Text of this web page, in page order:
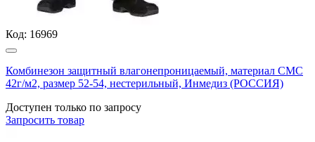
Код: 16969
Комбинезон защитный влагонепроницаемый, материал СМС
42г/м2, размер 52-54, нестерильный, Инмедиз (РОССИЯ)
Доступен только по запросу
Запросить товар